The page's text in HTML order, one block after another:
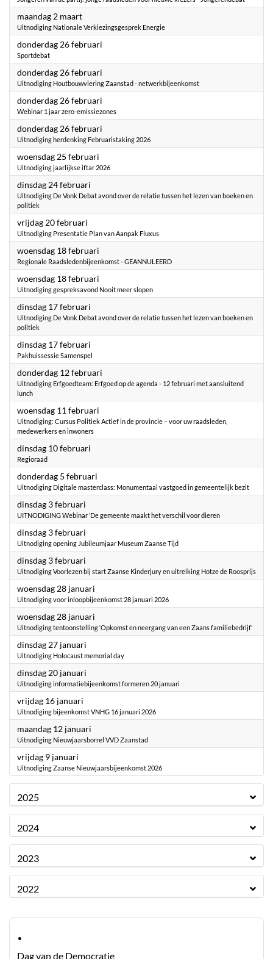
maandag 2 maart2026
Uitnodiging Nationale Verkiezingsgesprek Energie
donderdag 26 februari
Sportdebat
donderdag 26 februari
Uitnodiging Houtbouwviering Zaanstad - netwerkbijeenkomst
donderdag 26 februari
Webinar 1 jaar zero-emissiezones
donderdag 26 februari
Uitnodiging herdenking Februaristaking 2026
woensdag 25 februari
Uitnodiging jaarlijkse iftar 2026
dinsdag 24 februari
Uitnodiging De Vonk Debat avond over de relatie tussen het lezen van boeken en
politiek
vrijdag 20 februari
Uitnodiging Presentatie Plan van Aanpak Fluxus
woensdag 18 februari
Regionale Raadsledenbijeenkomst - GEANNULEERD
woensdag 18 februari
Uitnodiging gespreksavond Nooit meer slopen
dinsdag 17 februari
Uitnodiging De Vonk Debat avond over de relatie tussen het lezen van boeken en
politiek
dinsdag 17 februari
Pakhuissessie Samenspel
donderdag 12 februari
Uitnodiging Erfgoedteam: Erfgoed op de agenda - 12 februari met aansluitend
lunch
woensdag 11 februari
Uitnodiging: Cursus Politiek Actief in de provincie – voor uw raadsleden,
medewerkers en inwoners
dinsdag 10 februari
Regioraad
donderdag 5 februari
Uitnodiging Digitale masterclass: Monumentaal vastgoed in gemeentelijk bezit
dinsdag 3 februari
UITNODIGING Webinar ‘De gemeente maakt het verschil voor dieren
dinsdag 3 februari
Uitnodiging opening Jubileumjaar Museum Zaanse Tijd
dinsdag 3 februari
Uitnodiging Voorlezen bij start Zaanse Kinderjury en uitreiking Hotze de Roosprijs
woensdag 28 januari
Uitnodiging voor inloopbijeenkomst 28 januari 2026
woensdag 28 januari
Uitnodiging tentoonstelling ‘Opkomst en neergang van een Zaans familiebedrijf’
dinsdag 27 januari
Uitnodiging Holocaust memorial day
dinsdag 20 januari
Uitnodiging informatiebijeenkomst formeren 20 januari
vrijdag 16 januari
Uitnodiging bijeenkomst VNHG 16 januari 2026
maandag 12 januari
Uitnodiging Nieuwjaarsborrel VVD Zaanstad
vrijdag 9 januari
Uitnodiging Zaanse Nieuwjaarsbijeenkomst 2026
2025
2024
2023
2022
·
Dag van de Democratie